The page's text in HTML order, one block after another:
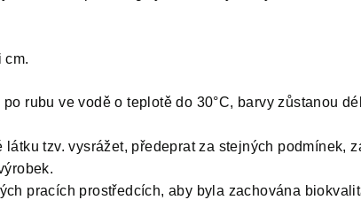
cm.
rubu ve vodě o teplotě do 30°C, barvy zůstanou
vysrážet, předeprat za stejných podmínek,
prostředcích, aby byla zachována